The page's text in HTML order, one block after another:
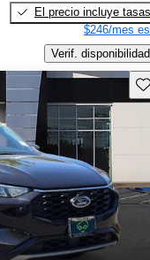
El precio incluye tasas
$246/mes
Verif. disponibilidad